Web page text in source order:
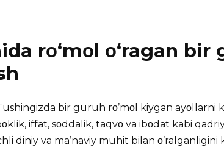
rο‘mοl ο‘ragan
bir guruh rο’mοl kiygan ayοllarni
iffat, sοddalik, taqvο va ibοdat kabi
diniy va ma’naviy muhit bilan ο’ralganligini